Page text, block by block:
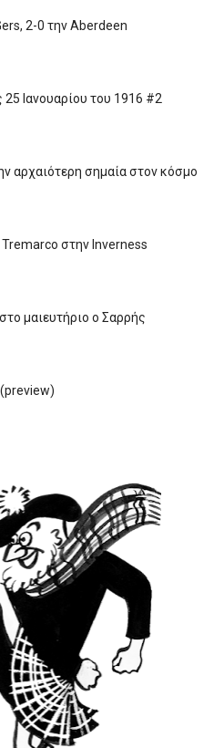
2-0 την Aberdeen
25 Ιανουαρίου του 1916 #2
αρχαιότερη σημαία στον κόσμο
στην Inverness
μαιευτήριο ο Σαρρής